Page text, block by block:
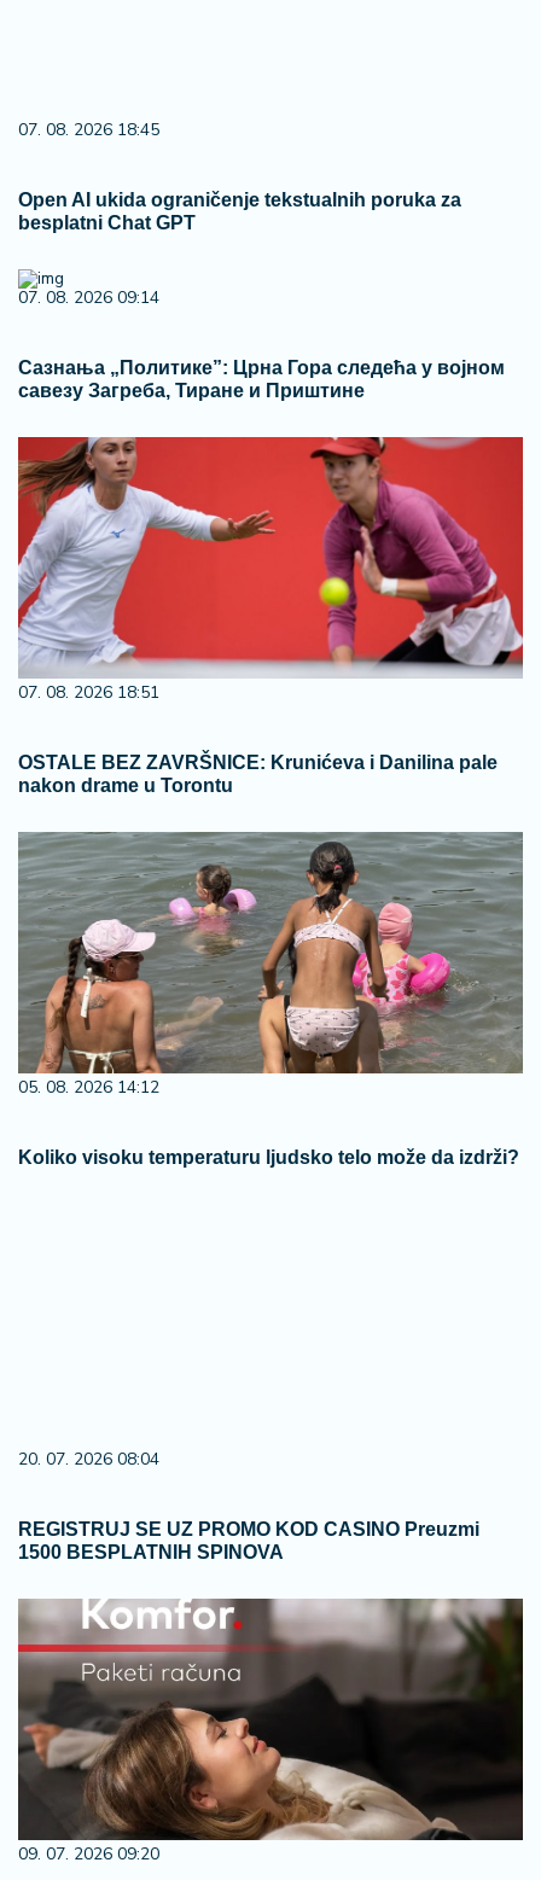
07. 08. 2026 18:45
Open AI ukida ograničenje tekstualnih poruka za
besplatni Chat GPT
07. 08. 2026 09:14
Сазнања „Политике”: Црна Гора следећа у војном
савезу Загреба, Тиране и Приштине
07. 08. 2026 18:51
OSTALE BEZ ZAVRŠNICE: Krunićeva i Danilina pale
nakon drame u Torontu
05. 08. 2026 14:12
Koliko visoku temperaturu ljudsko telo može da izdrži?
20. 07. 2026 08:04
REGISTRUJ SE UZ PROMO KOD CASINO Preuzmi
1500 BESPLATNIH SPINOVA
09. 07. 2026 09:20